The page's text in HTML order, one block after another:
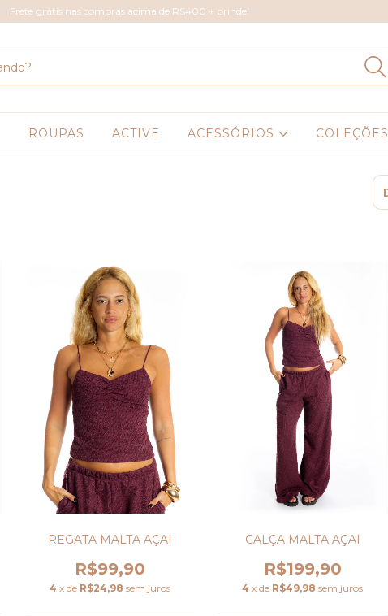
Frete grátis nas compras acima de R$400 + brinde!
ROUPAS ACTIVE ACESSÓRIOS COLEÇÕES
REGATA MALTA AÇAI
R$99,90
4 x de R$24,98 sem juros
CALÇA MALTA AÇAI
R$199,90
4 x de R$49,98 sem juros